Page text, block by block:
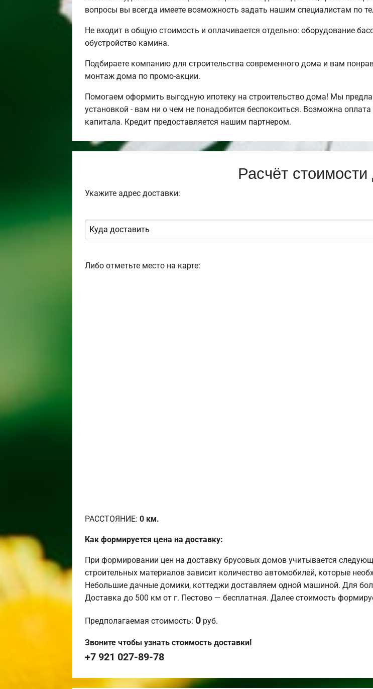
вопросы вы всегда имеете возможность задать нашим специалистам по
Не входит в общую стоимость и оплачивается отдельно: оборудование
обустройство камина.
Подбираете компанию для строительства современного дома и вам
монтаж дома по промо-акции.
Помогаем оформить выгодную ипотеку на строительство дома! Мы
установкой - вам ни о чем не понадобится беспокоиться. Возможна
капитала. Кредит предоставляется нашим партнером.
Расчёт стоимости
Укажите адрес доставки:
Либо отметьте место на карте:
РАССТОЯНИЕ: 0 км.
Как формируется цена на доставку:
При формировании цен на доставку брусовых домов учитывается
строительных материалов зависит количество автомобилей, которые
Небольшие дачные домики, коттеджи доставляем одной машиной. Для
Доставка до 500 км от г. Пестово — бесплатная. Далее стоимость
Предполагаемая стоимость: 0 руб.
Звоните чтобы узнать стоимость доставки!
+7 921 027-89-78